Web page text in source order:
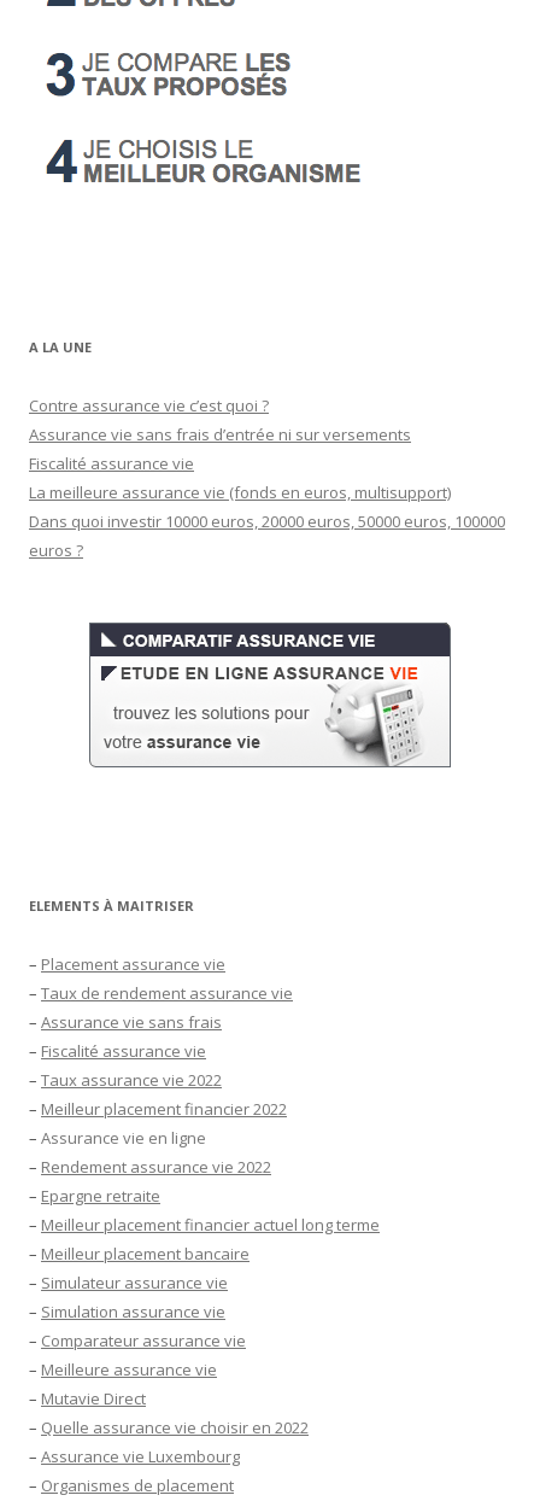
A LA UNE
Contre assurance vie c’est quoi ?
Assurance vie sans frais d’entrée ni sur versements
Fiscalité assurance vie
La meilleure assurance vie (fonds en euros, multisupport)
Dans quoi investir 10000 euros, 20000 euros, 50000 euros, 100000
euros ?
ELEMENTS À MAITRISER
– Placement assurance vie
– Taux de rendement assurance vie
– Assurance vie sans frais
– Fiscalité assurance vie
– Taux assurance vie 2022
– Meilleur placement financier 2022
– Assurance vie en ligne
– Rendement assurance vie 2022
– Epargne retraite
– Meilleur placement financier actuel long terme
– Meilleur placement bancaire
– Simulateur assurance vie
– Simulation assurance vie
– Comparateur assurance vie
– Meilleure assurance vie
– Mutavie Direct
– Quelle assurance vie choisir en 2022
– Assurance vie Luxembourg
– Organismes de placement